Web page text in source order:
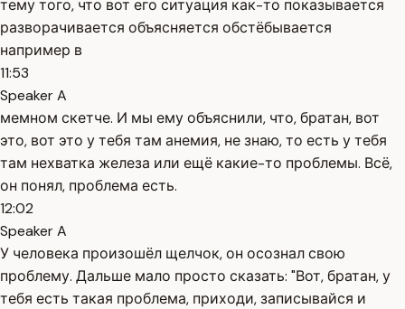
тему того, что вот его ситуация как-то показывается
разворачивается объясняется обстёбывается
например в
11:53
Speaker A
мемном скетче. И мы ему объяснили, что, братан, вот
это, вот это у тебя там анемия, не знаю, то есть у тебя
там нехватка железа или ещё какие-то проблемы. Всё,
он понял, проблема есть.
12:02
Speaker A
У человека произошёл щелчок, он осознал свою
проблему. Дальше мало просто сказать: "Вот, братан, у
тебя есть такая проблема, приходи, записывайся и